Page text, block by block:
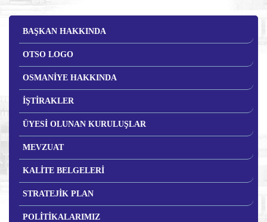
BAŞKAN HAKKINDA
OTSO LOGO
OSMANİYE HAKKINDA
İŞTİRAKLER
ÜYESİ OLUNAN KURULUŞLAR
MEVZUAT
KALİTE BELGELERİ
STRATEJİK PLAN
POLİTİKALARIMIZ